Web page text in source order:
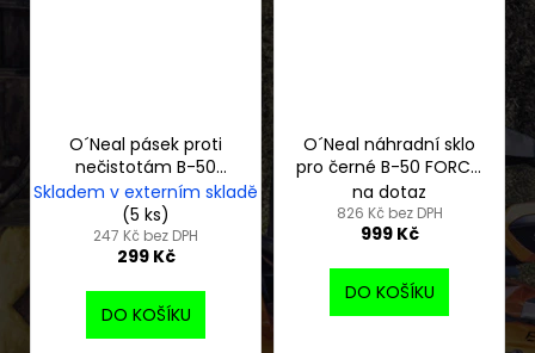
O´Neal pásek proti
nečistotám B-50
MUDFLAP
Skladem v externím skladě
(5 ks)
247 Kč bez DPH
299 Kč
DO KOŠÍKU
O´Neal náhradní sklo
pro černé B-50 FORCE,
radium blue
na dotaz
826 Kč bez DPH
999 Kč
DO KOŠÍKU